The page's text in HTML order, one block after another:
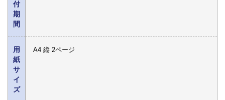
付
期
間
用
紙
サ
イ
ズ
A4 縦 2ページ